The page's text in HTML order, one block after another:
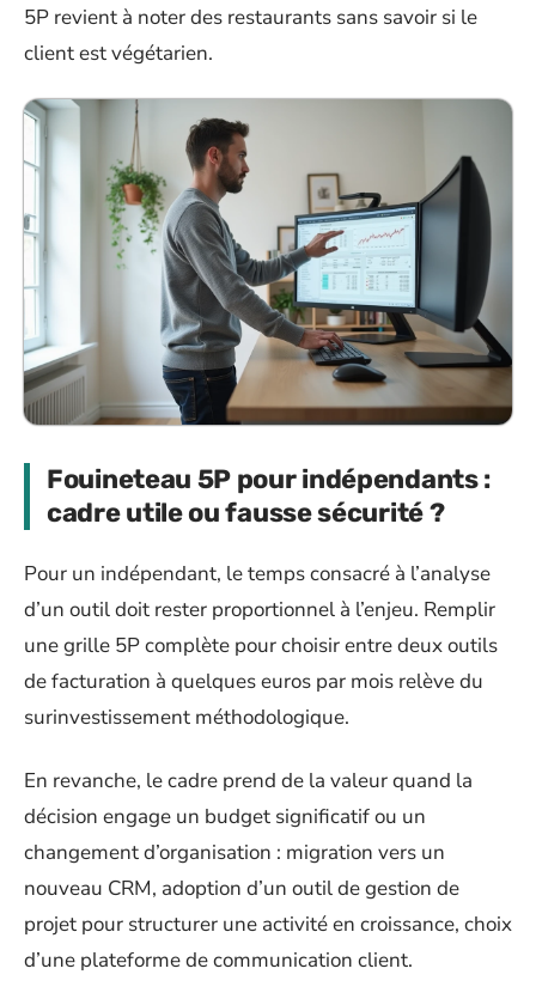
5P revient à noter des restaurants sans savoir si le
client est végétarien.
Fouineteau 5P pour indépendants :
cadre utile ou fausse sécurité ?
Pour un indépendant, le temps consacré à l’analyse
d’un outil doit rester proportionnel à l’enjeu. Remplir
une grille 5P complète pour choisir entre deux outils
de facturation à quelques euros par mois relève du
surinvestissement méthodologique.
En revanche, le cadre prend de la valeur quand la
décision engage un budget significatif ou un
changement d’organisation : migration vers un
nouveau CRM, adoption d’un outil de gestion de
projet pour structurer une activité en croissance, choix
d’une plateforme de communication client.